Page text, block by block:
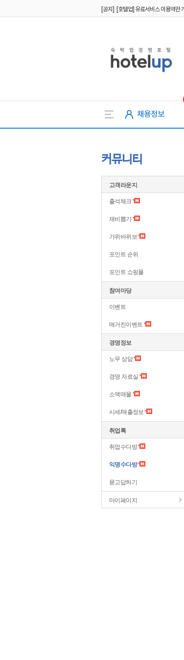
채용정보
커뮤니티
고객라운지
출석체크
제비뽑기
가위바위보
포인트 순위
포인트 쇼핑몰
참여마당
이벤트
매거진이벤트
경영정보
노무 상담
경영 자료실
소액매물
시세/매출정보
취업톡
취업수다방
익명수다방
묻고답하기
마이페이지